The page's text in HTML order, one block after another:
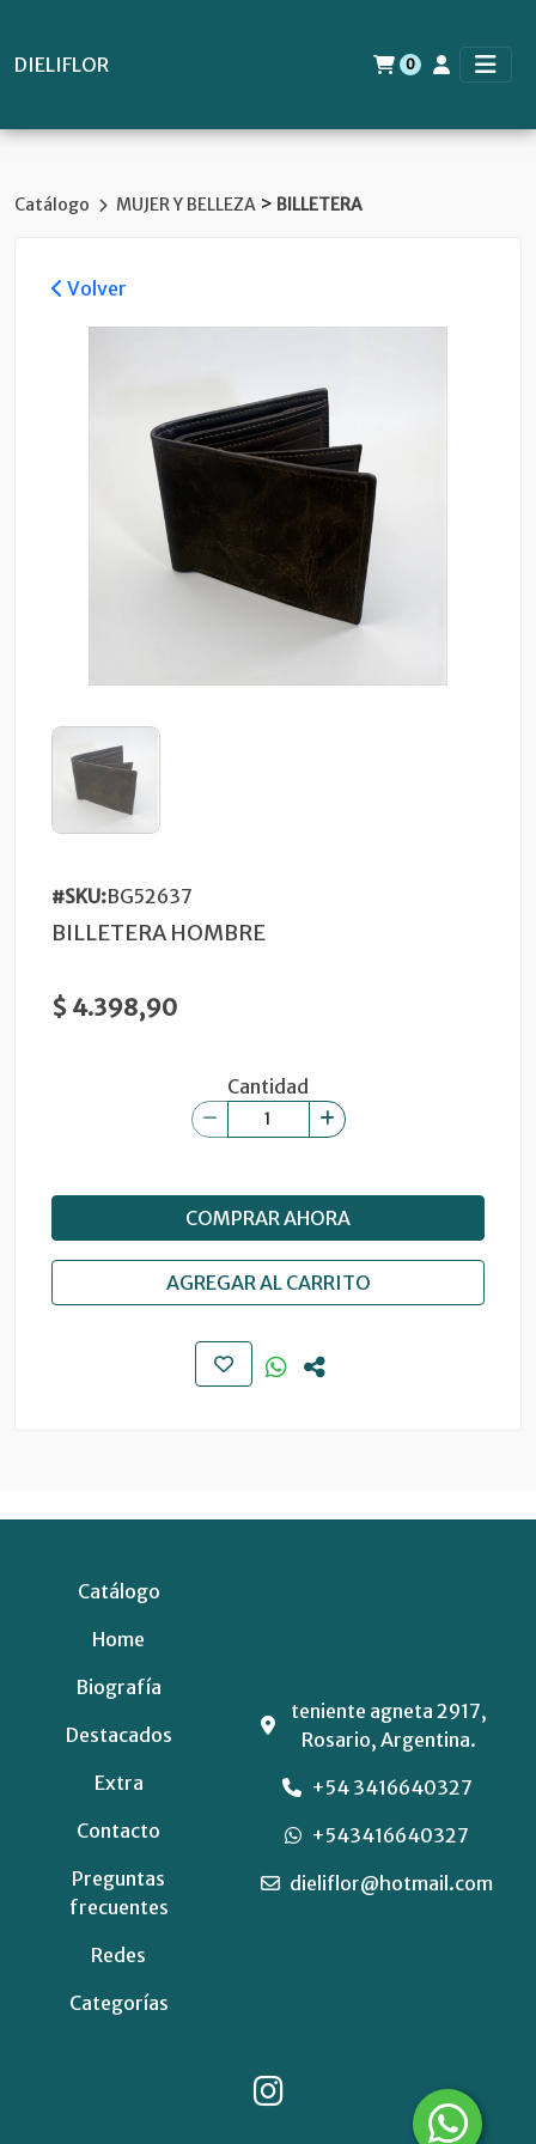
DIELIFLOR 0
Catálogo MUJER Y BELLEZA > BILLETERA
Volver
#SKU:BG52637
BILLETERA HOMBRE
$ 4.398,90
Cantidad
COMPRAR AHORA
AGREGAR AL CARRITO
Catálogo
Home
Biografía
Destacados
Extra
Contacto
Preguntas
frecuentes
Redes
Categorías
teniente agneta 2917,
Rosario, Argentina.
+54 3416640327
+543416640327
dieliflor@hotmail.com